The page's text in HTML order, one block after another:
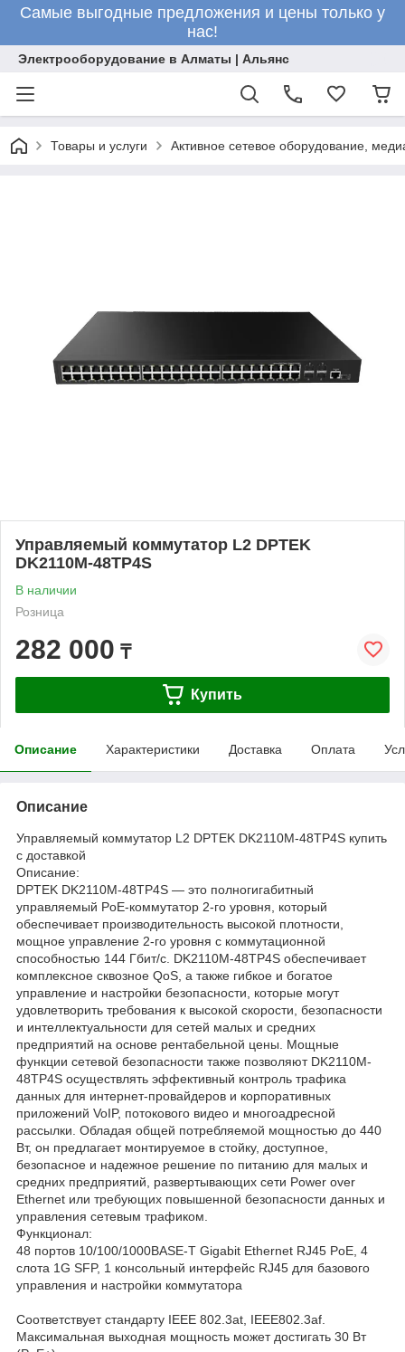
Самые выгодные предложения и цены только у
нас!
Электрооборудование в Алматы | Альянс
Товары и услуги Активное сетевое оборудование,
Управляемый коммутатор L2 DPTEK
DK2110M-48TP4S
В наличии
Розница
282 000 ₸
Купить
Описание Характеристики Доставка Оплата
Описание
Управляемый коммутатор L2 DPTEK DK2110M-48TP4S купить
с доставкой
Описание:
DPTEK DK2110M-48TP4S — это полногигабитный
управляемый PoE-коммутатор 2-го уровня, который
обеспечивает производительность высокой плотности,
мощное управление 2-го уровня с коммутационной
способностью 144 Гбит/с. DK2110M-48TP4S обеспечивает
комплексное сквозное QoS, а также гибкое и богатое
управление и настройки безопасности, которые могут
удовлетворить требования к высокой скорости, безопасности
и интеллектуальности для сетей малых и средних
предприятий на основе рентабельной цены. Мощные
функции сетевой безопасности также позволяют DK2110M-
48TP4S осуществлять эффективный контроль трафика
данных для интернет-провайдеров и корпоративных
приложений VoIP, потокового видео и многоадресной
рассылки. Обладая общей потребляемой мощностью до 440
Вт, он предлагает монтируемое в стойку, доступное,
безопасное и надежное решение по питанию для малых и
средних предприятий, развертывающих сети Power over
Ethernet или требующих повышенной безопасности данных и
управления сетевым трафиком.
Функционал:
48 портов 10/100/1000BASE-T Gigabit Ethernet RJ45 PoE, 4
слота 1G SFP, 1 консольный интерфейс RJ45 для базового
управления и настройки коммутатора
Соответствует стандарту IEEE 802.3at, IEEE802.3af.
Максимальная выходная мощность может достигать 30 Вт